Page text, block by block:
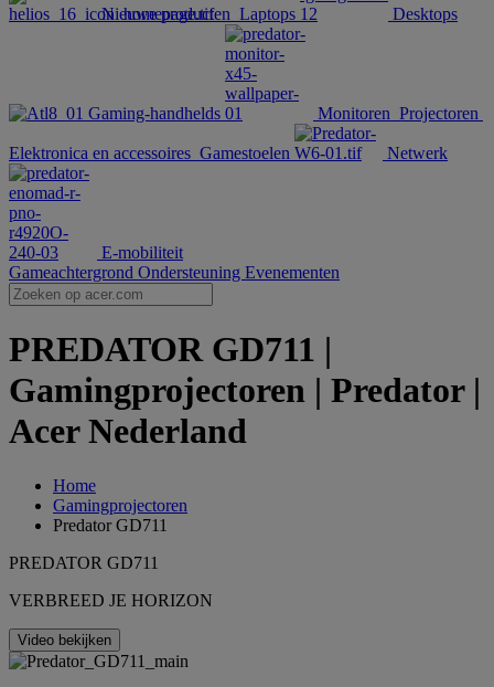
Nieuwe producten Laptops Desktops
Gaming-handhelds Monitoren Projectoren
Elektronica en accessoires Gamestoelen Netwerk
E-mobiliteit
Gameachtergrond Ondersteuning Evenementen
PREDATOR GD711 |
Gamingprojectoren | Predator |
Acer Nederland
Home
Gamingprojectoren
Predator GD711
PREDATOR GD711
VERBREED JE HORIZON
Video bekijken